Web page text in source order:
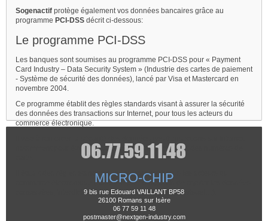
Sogenactif protège également vos données bancaires grâce au
programme PCI-DSS décrit ci-dessous:
Le programme PCI-DSS
Les banques sont soumises au programme PCI-DSS pour « Payment
Card Industry – Data Security System » (Industrie des cartes de paiement
- Système de sécurité des données), lancé par Visa et Mastercard en
novembre 2004.
Ce programme établit des règles standards visant à assurer la sécurité
des données des transactions sur Internet, pour tous les acteurs du
commerce électronique.
notamment pour éviter les vols de fichiers comportant des numéros de
Il établit des règles standards qui s'imposent à tous les acteurs du
commerce électronique (par exemple : obligation de crypter les données
conservées, interdiction de stocker le cryptogramme visuel…).
MICRO-CHIP
9 bis rue Edouard VAILLANT BP58
26100 Romans sur Isère
06 77 59 11 48
postmaster@nextgen-industry.com